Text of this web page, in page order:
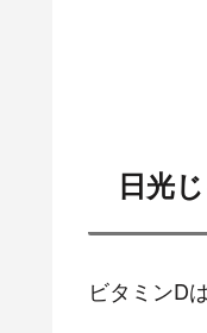
日光
ビタミンD